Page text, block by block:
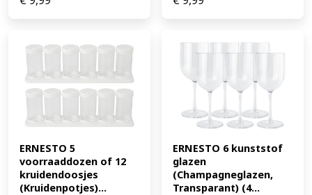
ERNESTO 5
voorraaddozen of 12
kruidendoosjes
(Kruidenpotjes)...
ERNESTO 6 kunststof
glazen
(Champagneglazen,
Transparant) (4...